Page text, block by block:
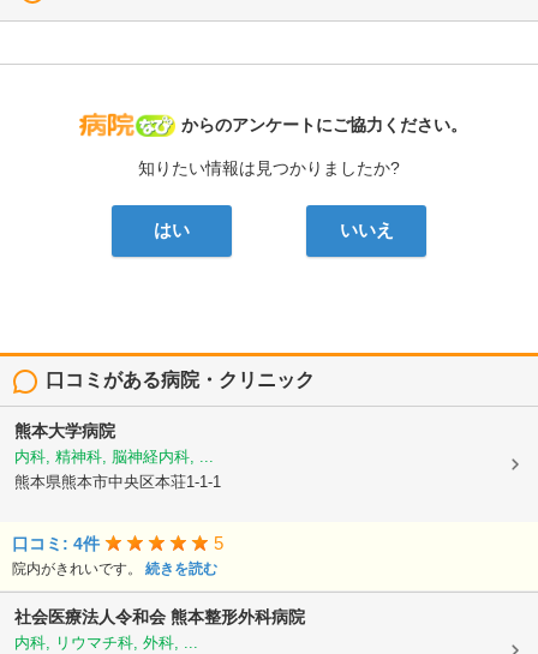
病院なび
からのアンケートにご協力ください。
知りたい情報は見つかりましたか?
はい いいえ
口コミがある病院・クリニック
熊本大学病院
内科, 精神科, 脳神経内科, ...
熊本県熊本市中央区本荘1-1-1
口コミ: 4件 5
院内がきれいです。 続きを読む
社会医療法人令和会 熊本整形外科病院
内科, リウマチ科, 外科, ...